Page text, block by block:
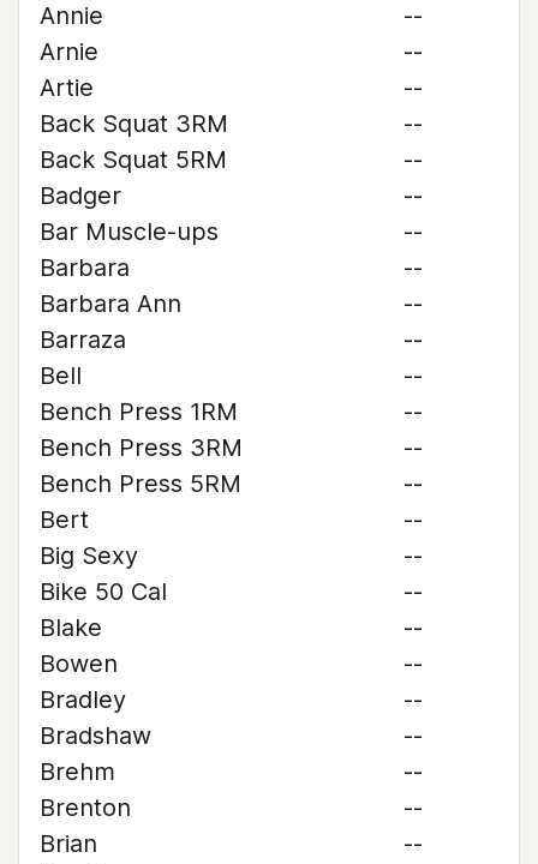
Annie
--
Arnie
--
Artie
--
Back Squat 3RM
--
Back Squat 5RM
--
Badger
--
Bar Muscle-ups
--
Barbara
--
Barbara Ann
--
Barraza
--
Bell
--
Bench Press 1RM
--
Bench Press 3RM
--
Bench Press 5RM
--
Bert
--
Big Sexy
--
Bike 50 Cal
--
Blake
--
Bowen
--
Bradley
--
Bradshaw
--
Brehm
--
Brenton
--
Brian
--